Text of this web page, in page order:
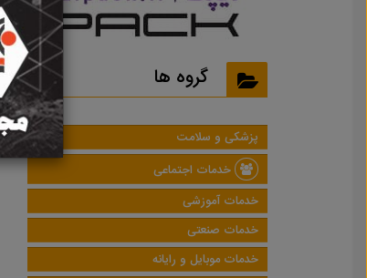
گروه ها
پزشکی و سلامت
خدمات اجتماعی
خدمات آموزشی
خدمات صنعتی
خدمات موبایل و رایانه